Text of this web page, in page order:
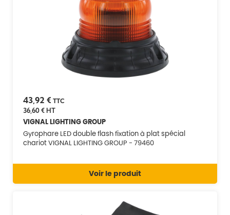
43,92 € TTC
36,60 €HT
VIGNAL LIGHTING GROUP
Gyrophare LED double flash fixation à plat spécial
chariot VIGNAL LIGHTING GROUP - 79460
Voir le produit